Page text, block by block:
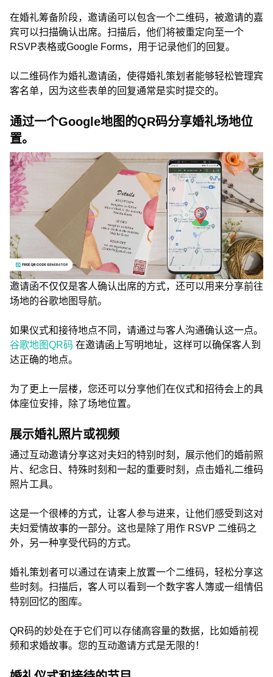
在婚礼筹备阶段，邀请函可以包含一个二维码，被邀请的嘉
宾可以扫描确认出席。扫描后，他们将被重定向至一个
RSVP表格或Google Forms，用于记录他们的回复。
以二维码作为婚礼邀请函，使得婚礼策划者能够轻松管理宾
客名单，因为这些表单的回复通常是实时提交的。
通过一个Google地图的QR码分享婚礼场地位
置。
邀请函不仅仅是客人确认出席的方式，还可以用来分享前往
场地的谷歌地图导航。
如果仪式和接待地点不同，请通过与客人沟通确认这一点。
谷歌地图QR码 在邀请函上写明地址，这样可以确保客人到
达正确的地点。
为了更上一层楼，您还可以分享他们在仪式和招待会上的具
体座位安排，除了场地位置。
展示婚礼照片或视频
通过互动邀请分享这对夫妇的特别时刻，展示他们的婚前照
片、纪念日、特殊时刻和一起的重要时刻，点击婚礼二维码
照片工具。
这是一个很棒的方式，让客人参与进来，让他们感受到这对
夫妇爱情故事的一部分。这也是除了用作 RSVP 二维码之
外，另一种享受代码的方式。
婚礼策划者可以通过在请柬上放置一个二维码，轻松分享这
些时刻。扫描后，客人可以看到一个数字客人簿或一组情侣
特别回忆的图库。
QR码的妙处在于它们可以存储高容量的数据，比如婚前视
频和求婚故事。您的互动邀请方式是无限的！